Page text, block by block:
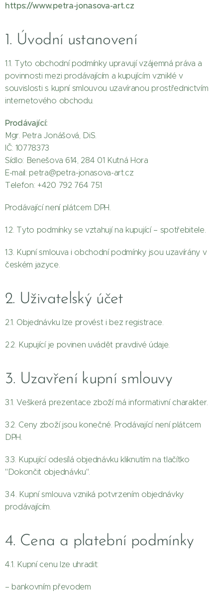
https://www.petra-jonasova-art.cz
1. Úvodní ustanovení
1.1. Tyto obchodní podmínky upravují vzájemná práva a
povinnosti mezi prodávajícím a kupujícím vzniklé v
souvislosti s kupní smlouvou uzavíranou prostřednictvím
internetového obchodu.
Prodávající:
Mgr. Petra Jonášová, DiS.
IČ: 10778373
Sídlo: Benešova 614, 284 01 Kutná Hora
E-mail: petra@petra-jonasova-art.cz
Telefon: +420 792 764 751
Prodávající není plátcem DPH.
1.2. Tyto podmínky se vztahují na kupující – spotřebitele.
1.3. Kupní smlouva i obchodní podmínky jsou uzavírány v
českém jazyce.
2. Uživatelský účet
2.1. Objednávku lze provést i bez registrace.
2.2. Kupující je povinen uvádět pravdivé údaje.
3. Uzavření kupní smlouvy
3.1. Veškerá prezentace zboží má informativní charakter.
3.2. Ceny zboží jsou konečné. Prodávající není plátcem
DPH.
3.3. Kupující odesílá objednávku kliknutím na tlačítko
"Dokončit objednávku".
3.4. Kupní smlouva vzniká potvrzením objednávky
prodávajícím.
4. Cena a platební podmínky
4.1. Kupní cenu lze uhradit:
– bankovním převodem